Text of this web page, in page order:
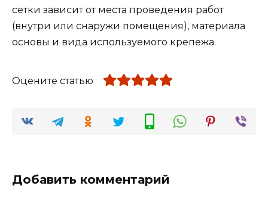
сетки зависит от места проведения работ
(внутри или снаружи помещения), материала
основы и вида используемого крепежа.
Оцените статью
Добавить комментарий